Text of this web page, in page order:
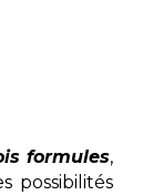
formules,
possibilités